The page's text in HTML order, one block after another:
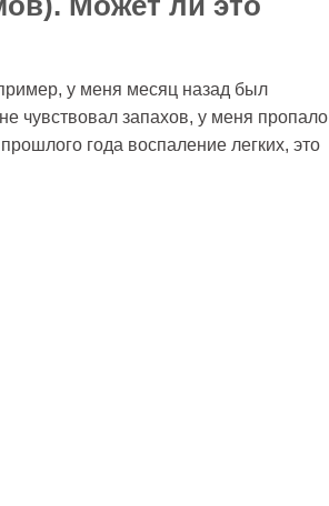
у меня месяц назад был
чувствовал запахов, у меня пропало
года воспаление легких, это